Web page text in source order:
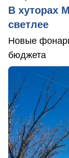
В хуторах
светлее
Новые
бюджета